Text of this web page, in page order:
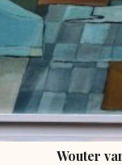
Wouter